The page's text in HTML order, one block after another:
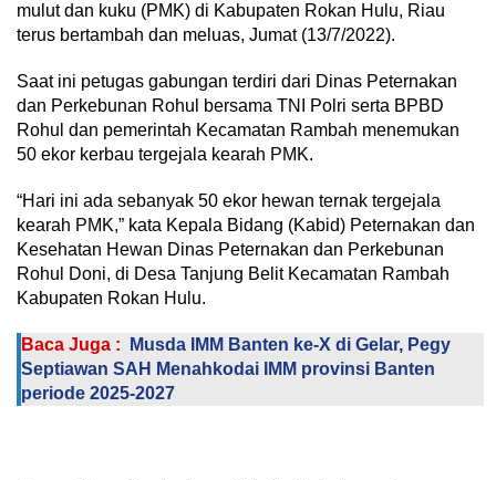
mulut dan kuku (PMK) di Kabupaten Rokan Hulu, Riau
terus bertambah dan meluas, Jumat (13/7/2022).
Saat ini petugas gabungan terdiri dari Dinas Peternakan
dan Perkebunan Rohul bersama TNI Polri serta BPBD
Rohul dan pemerintah Kecamatan Rambah menemukan
50 ekor kerbau tergejala kearah PMK.
“Hari ini ada sebanyak 50 ekor hewan ternak tergejala
kearah PMK,” kata Kepala Bidang (Kabid) Peternakan dan
Kesehatan Hewan Dinas Peternakan dan Perkebunan
Rohul Doni, di Desa Tanjung Belit Kecamatan Rambah
Kabupaten Rokan Hulu.
Baca Juga :
Musda IMM Banten ke-X di Gelar, Pegy
Septiawan SAH Menahkodai IMM provinsi Banten
periode 2025-2027